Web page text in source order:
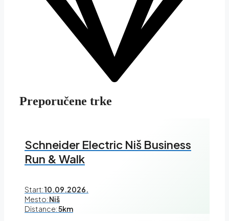
Preporučene trke
Schneider Electric Niš Business
Run & Walk
Start:10.09.2026.
Mesto: Niš
Distance:5km